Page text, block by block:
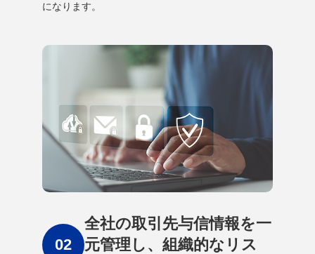
になります。
全社の取引先与信情報を一
元管理し、組織的なリス